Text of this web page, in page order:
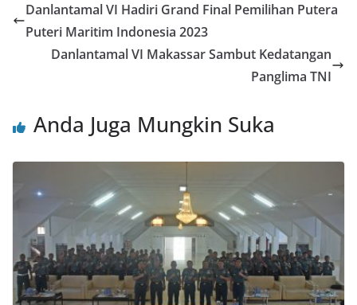
Danlantamal VI Hadiri Grand Final Pemilihan Putera
Puteri Maritim Indonesia 2023
Danlantamal VI Makassar Sambut Kedatangan
Panglima TNI
Anda Juga Mungkin Suka